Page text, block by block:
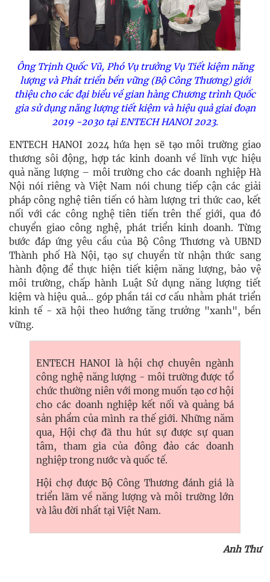
Ông Trịnh Quốc Vũ, Phó Vụ trưởng Vụ Tiết kiệm năng
lượng và Phát triển bền vững (Bộ Công Thương) giới
thiệu cho các đại biểu về gian hàng Chương trình Quốc
gia sử dụng năng lượng tiết kiệm và hiệu quả giai đoạn
2019 -2030 tại ENTECH HANOI 2023.
ENTECH HANOI 2024 hứa hẹn sẽ tạo môi trường giao
thương sôi động, hợp tác kinh doanh về lĩnh vực hiệu
quả năng lượng – môi trường cho các doanh nghiệp Hà
Nội nói riêng và Việt Nam nói chung tiếp cận các giải
pháp công nghệ tiên tiến có hàm lượng tri thức cao, kết
nối với các công nghệ tiên tiến trên thế giới, qua đó
chuyển giao công nghệ, phát triển kinh doanh. Từng
bước đáp ứng yêu cầu của Bộ Công Thương và UBND
Thành phố Hà Nội, tạo sự chuyển từ nhận thức sang
hành động để thực hiện tiết kiệm năng lượng, bảo vệ
môi trường, chấp hành Luật Sử dụng năng lượng tiết
kiệm và hiệu quả… góp phần tái cơ cấu nhằm phát triển
kinh tế - xã hội theo hướng tăng trưởng "xanh", bền
vững.
ENTECH HANOI là hội chợ chuyên ngành
công nghệ năng lượng - môi trường được tổ
chức thường niên với mong muốn tạo cơ hội
cho các doanh nghiệp kết nối và quảng bá
sản phẩm của mình ra thế giới. Những năm
qua, Hội chợ đã thu hút sự được sự quan
tâm, tham gia của đông đảo các doanh
nghiệp trong nước và quốc tế.
Hội chợ được Bộ Công Thương đánh giá là
triển lãm về năng lượng và môi trường lớn
và lâu đời nhất tại Việt Nam.
Anh Thư